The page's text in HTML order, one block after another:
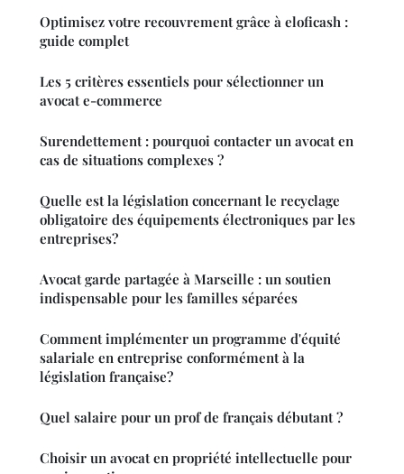
Optimisez votre recouvrement grâce à eloficash :
guide complet
Les 5 critères essentiels pour sélectionner un
avocat e-commerce
Surendettement : pourquoi contacter un avocat en
cas de situations complexes ?
Quelle est la législation concernant le recyclage
obligatoire des équipements électroniques par les
entreprises?
Avocat garde partagée à Marseille : un soutien
indispensable pour les familles séparées
Comment implémenter un programme d'équité
salariale en entreprise conformément à la
législation française?
Quel salaire pour un prof de français débutant ?
Choisir un avocat en propriété intellectuelle pour